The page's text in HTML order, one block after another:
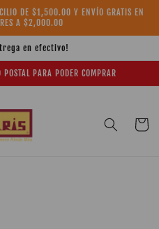
DE $1,500.00 Y ENVÍO GRATIS EN
A $2,000.00
en efectivo!
POSTAL PARA PODER COMPRAR
Carrito